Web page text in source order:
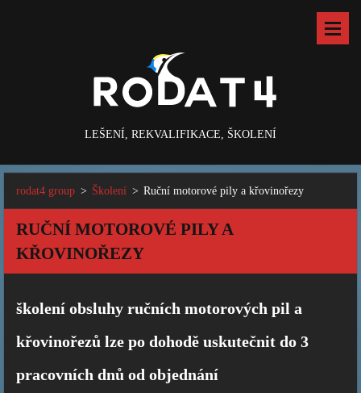
LEŠENÍ, REKVALIFIKACE, ŠKOLENÍ
rodat4 group > Školení > Ruční motorové pily a křovinořezy
RUČNÍ MOTOROVÉ PILY A
KŘOVINOŘEZY
školení obsluhy ručních motorových pil a
křovinořezů lze po dohodě uskutečnit do 3
pracovních dnů od objednání